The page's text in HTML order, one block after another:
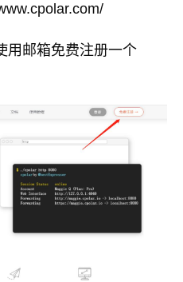
用邮箱免费注册一个